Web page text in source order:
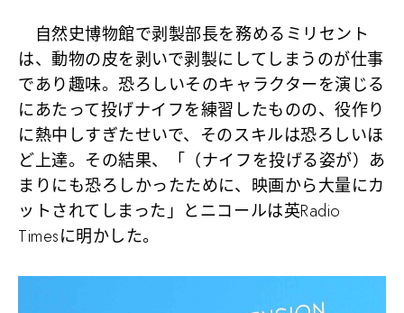
自然史博物館で剥製部長を務めるミリセント
は、動物の皮を剥いで剥製にしてしまうのが仕事
であり趣味。恐ろしいそのキャラクターを演じる
にあたって投げナイフを練習したものの、役作り
に熱中しすぎたせいで、そのスキルは恐ろしいほ
ど上達。その結果、「（ナイフを投げる姿が）あ
まりにも恐ろしかったために、映画から大量にカ
ットされてしまった」とニコールは英Radio
Timesに明かした。